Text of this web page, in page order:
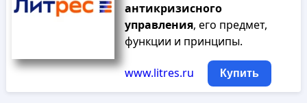
антикризисного
управления, его предмет,
функции и принципы.
www.litres.ru Купить